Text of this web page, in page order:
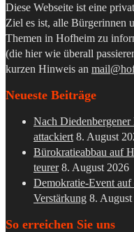
Diese Webseite ist eine
Ziel es ist, alle Bürgerinnen
Themen in Hofheim zu
(die hier wie überall
kurzen Hinweis an
Neueste Beiträge
Nach
attackiert 8. August
Bürokratieabbau auf
teurer 8. August 2026
Demokratie-Event
Verstärkung 8.
So erreichen Sie uns